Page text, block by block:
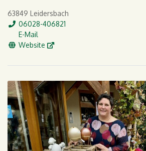
63849 Leidersbach
Tel.
06028-406821
E-Mail
E-Mail
WWW
Website